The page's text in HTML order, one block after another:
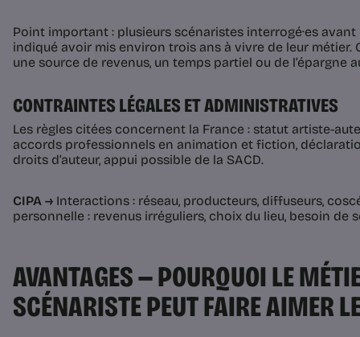
Point important : plusieurs scénaristes interrogé·es
indiqué avoir mis environ trois ans à vivre de leur métier.
une source de revenus, un temps partiel ou de l’épargne
CONTRAINTES LÉGALES ET ADMINISTRATIVES
Les règles citées concernent la France : statut artiste-
accords professionnels en animation et fiction,
droits d’auteur, appui possible de la SACD.
CIPA → Interactions : réseau, producteurs, diffuseurs,
personnelle : revenus irréguliers, choix du lieu, besoin de
AVANTAGES — POURQUOI LE
SCÉNARISTE PEUT FAIRE AIMER